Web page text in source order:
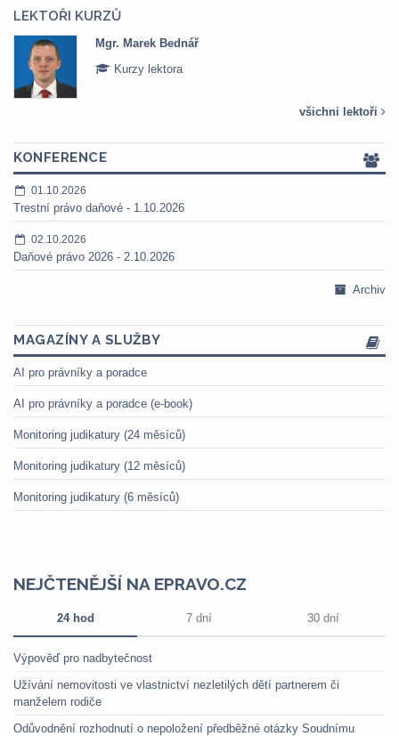
LEKTOŘI KURZŮ
Mgr. Marek Bednář
Kurzy lektora
všichni lektoři
KONFERENCE
01.10.2026
Trestní právo daňové - 1.10.2026
02.10.2026
Daňové právo 2026 - 2.10.2026
Archiv
MAGAZÍNY A SLUŽBY
AI pro právníky a poradce
AI pro právníky a poradce (e-book)
Monitoring judikatury (24 měsíců)
Monitoring judikatury (12 měsíců)
Monitoring judikatury (6 měsíců)
NEJČTENĚJŠÍ NA EPRAVO.CZ
24 hod 7 dní 30 dní
Výpověď pro nadbytečnost
Užívání nemovitosti ve vlastnictví nezletilých dětí partnerem či
manželem rodiče
Odůvodnění rozhodnutí o nepoložení předběžné otázky Soudnímu